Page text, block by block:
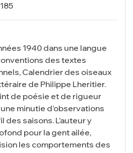
185
1940 dans une langue
des textes
Calendrier des oiseaux
de Philippe Lheritier.
de poésie et de rigueur
minutie d’observations
saisons. L’auteur y
pour la gent ailée,
les comportements des